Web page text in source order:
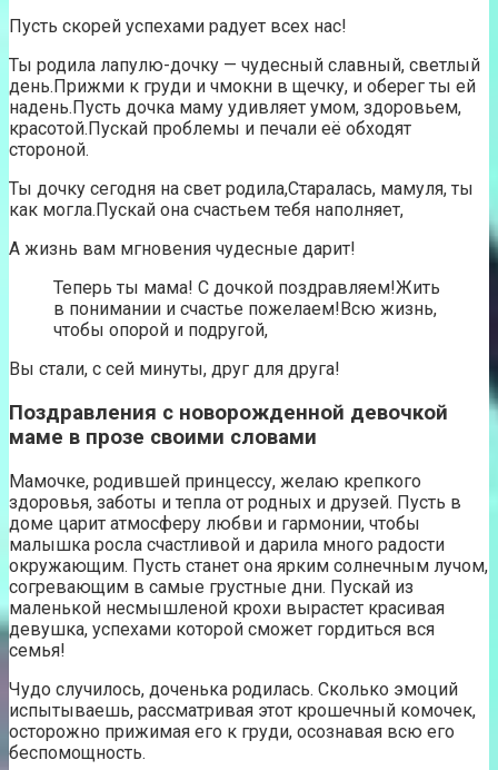
Пусть скорей успехами радует всех нас!
Ты родила лапулю-дочку — чудесный славный, светлый
день.Прижми к груди и чмокни в щечку, и оберег ты ей
надень.Пусть дочка маму удивляет умом, здоровьем,
красотой.Пускай проблемы и печали её обходят
стороной.
Ты дочку сегодня на свет родила,Старалась, мамуля, ты
как могла.Пускай она счастьем тебя наполняет,
А жизнь вам мгновения чудесные дарит!
Теперь ты мама! С дочкой поздравляем!Жить
в понимании и счастье пожелаем!Всю жизнь,
чтобы опорой и подругой,
Вы стали, с сей минуты, друг для друга!
Поздравления с новорожденной девочкой
маме в прозе своими словами
Мамочке, родившей принцессу, желаю крепкого
здоровья, заботы и тепла от родных и друзей. Пусть в
доме царит атмосферу любви и гармонии, чтобы
малышка росла счастливой и дарила много радости
окружающим. Пусть станет она ярким солнечным лучом,
согревающим в самые грустные дни. Пускай из
маленькой несмышленой крохи вырастет красивая
девушка, успехами которой сможет гордиться вся
семья!
Чудо случилось, доченька родилась. Сколько эмоций
испытываешь, рассматривая этот крошечный комочек,
осторожно прижимая его к груди, осознавая всю его
беспомощность.